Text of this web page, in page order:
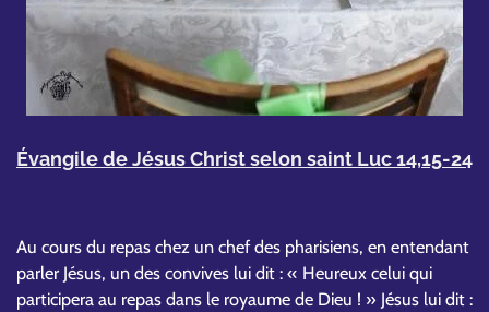
Évangile de Jésus Christ selon saint Luc 14,15-24
Au cours du repas chez un chef des pharisiens, en entendant
parler Jésus, un des convives lui dit : « Heureux celui qui
participera au repas dans le royaume de Dieu ! » Jésus lui dit :